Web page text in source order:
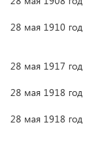
28 мая 1910 год
28 мая 1917 год
28 мая 1918 год
28 мая 1918 год